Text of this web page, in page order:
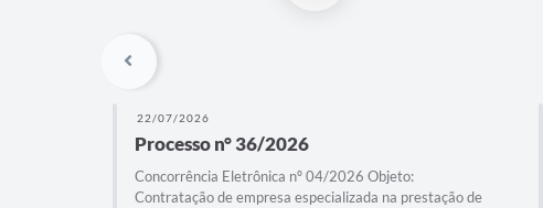
22/07/2026
Processo n° 36/2026
Concorrência Eletrônica nº 04/2026 Objeto:
Contratação de empresa especializada na prestação de